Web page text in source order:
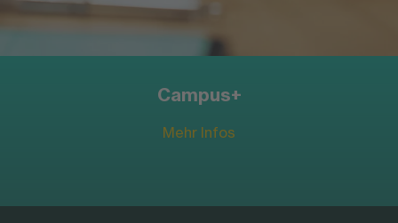
Campus+
Mehr Infos